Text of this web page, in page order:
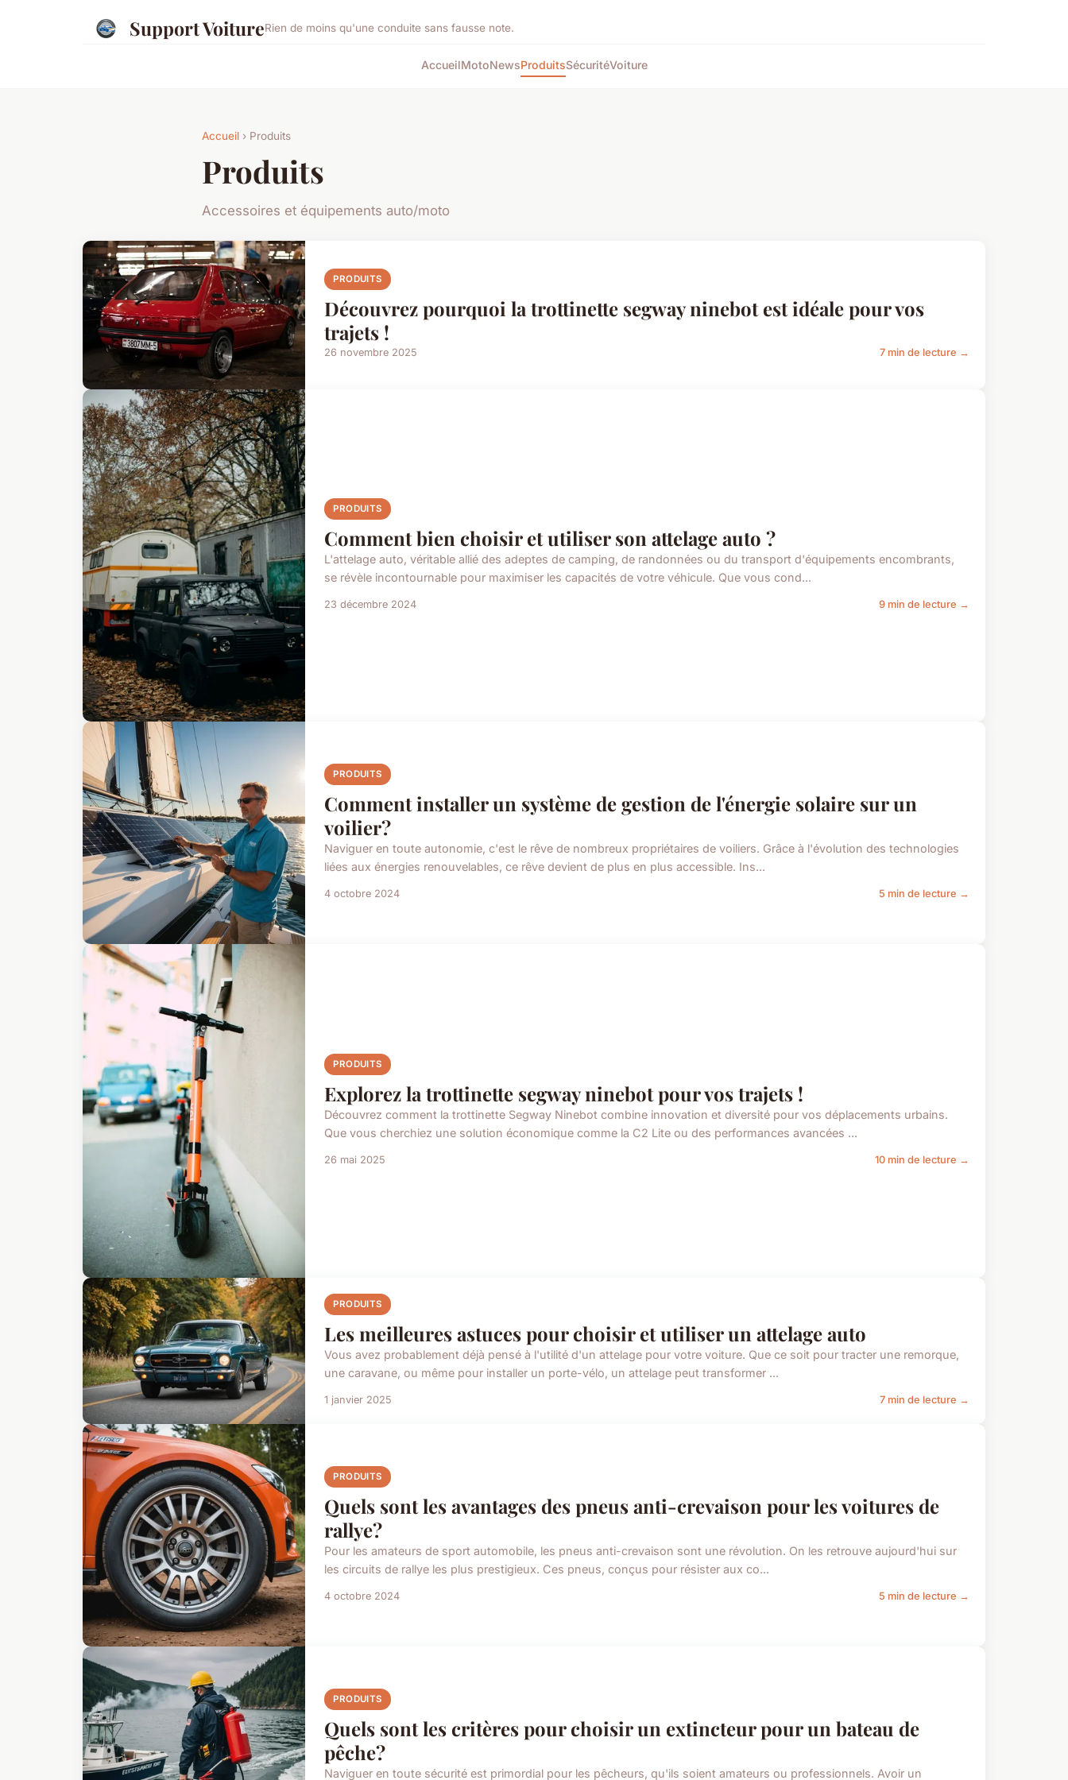
Support VoitureRien de moins qu'une conduite sans fausse note.
AccueilMotoNewsProduitsSécuritéVoiture
Accueil › Produits
Produits
Accessoires et équipements auto/moto
PRODUITS
Découvrez pourquoi la trottinette segway ninebot est idéale pour vos
trajets !
26 novembre 2025 7 min de lecture →
PRODUITS
Comment bien choisir et utiliser son attelage auto ?
L'attelage auto, véritable allié des adeptes de camping, de randonnées ou du transport d'équipements encombrants,
se révèle incontournable pour maximiser les capacités de votre véhicule. Que vous cond...
23 décembre 2024 9 min de lecture →
PRODUITS
Comment installer un système de gestion de l'énergie solaire sur un
voilier?
Naviguer en toute autonomie, c'est le rêve de nombreux propriétaires de voiliers. Grâce à l'évolution des technologies
liées aux énergies renouvelables, ce rêve devient de plus en plus accessible. Ins...
4 octobre 2024 5 min de lecture →
PRODUITS
Explorez la trottinette segway ninebot pour vos trajets !
Découvrez comment la trottinette Segway Ninebot combine innovation et diversité pour vos déplacements urbains.
Que vous cherchiez une solution économique comme la C2 Lite ou des performances avancées ...
26 mai 2025 10 min de lecture →
PRODUITS
Les meilleures astuces pour choisir et utiliser un attelage auto
Vous avez probablement déjà pensé à l'utilité d'un attelage pour votre voiture. Que ce soit pour tracter une remorque,
une caravane, ou même pour installer un porte-vélo, un attelage peut transformer ...
1 janvier 2025 7 min de lecture →
PRODUITS
Quels sont les avantages des pneus anti-crevaison pour les voitures de
rallye?
Pour les amateurs de sport automobile, les pneus anti-crevaison sont une révolution. On les retrouve aujourd'hui sur
les circuits de rallye les plus prestigieux. Ces pneus, conçus pour résister aux co...
4 octobre 2024 5 min de lecture →
PRODUITS
Quels sont les critères pour choisir un extincteur pour un bateau de
pêche?
Naviguer en toute sécurité est primordial pour les pêcheurs, qu'ils soient amateurs ou professionnels. Avoir un